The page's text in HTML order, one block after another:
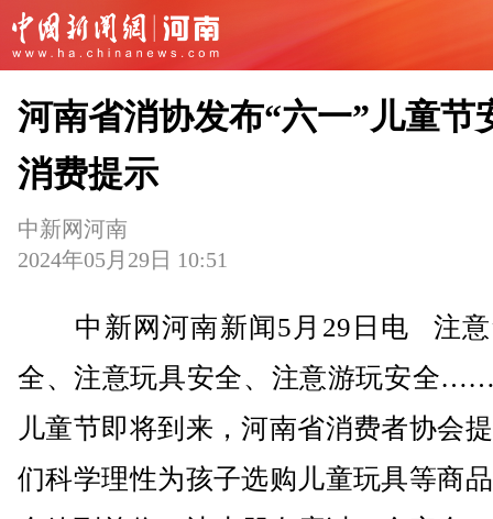
河南省消协发布“六一”儿童节
消费提示
中新网河南
2024年05月29日 10:51
中新网河南新闻5月29日电 注意
全、注意玩具安全、注意游玩安全
儿童节即将到来，河南省消费者协会
们科学理性为孩子选购儿童玩具等商